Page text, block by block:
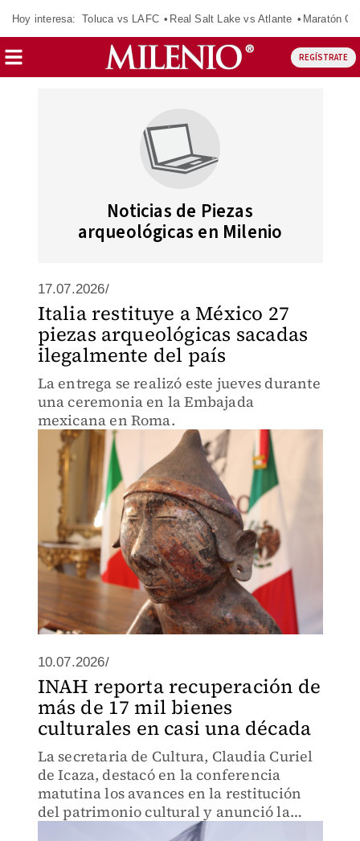
Hoy interesa: Toluca vs LAFC Real Salt Lake vs Atlante Maratón
REGÍSTRATE
Noticias de Piezas
arqueológicas en Milenio
17.07.2026/
Italia restituye a México 27
piezas arqueológicas sacadas
ilegalmente del país
La entrega se realizó este jueves durante
una ceremonia en la Embajada
mexicana en Roma.
10.07.2026/
INAH reporta recuperación de
más de 17 mil bienes
culturales en casi una década
La secretaria de Cultura, Claudia Curiel
de Icaza, destacó en la conferencia
matutina los avances en la restitución
del patrimonio cultural y anunció la
reapertura del Museo de Sitio de